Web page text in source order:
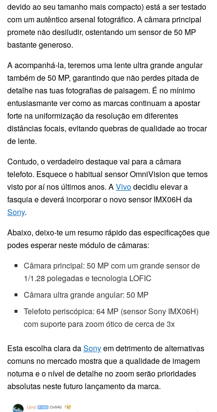
devido ao seu tamanho mais compacto) está a ser testado
com um autêntico arsenal fotográfico. A câmara principal
promete não desiludir, ostentando um sensor de 50 MP
bastante generoso.
A acompanhá-la, teremos uma lente ultra grande angular
também de 50 MP, garantindo que não perdes pitada de
detalhe nas tuas fotografias de paisagem. É no mínimo
entusiasmante ver como as marcas continuam a apostar
forte na uniformização da resolução em diferentes
distâncias focais, evitando quebras de qualidade ao trocar
de lente.
Contudo, o verdadeiro destaque vai para a câmara
telefoto. Esquece o habitual sensor OmniVision que temos
visto por aí nos últimos anos. A Vivodecidiu elevar a
fasquia e deverá incorporar o novo sensor IMX06H da
Sony.
Abaixo, deixo-te um resumo rápido das especificações que
podes esperar neste módulo de câmaras:
Câmara principal: 50 MP com um grande sensor de
1/1.28 polegadas e tecnologia LOFIC
Câmara ultra grande angular: 50 MP
Telefoto periscópica: 64 MP (sensor Sony IMX06H)
com suporte para zoom ótico de cerca de 3x
Esta escolha clara daSonyem detrimento de alternativas
comuns no mercado mostra que a qualidade de imagem
noturna e o nível de detalhe no zoom serão prioridades
absolutas neste futuro lançamento da marca.